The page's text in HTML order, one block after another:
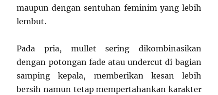
maupun dengan sentuhan feminim yang lebih
lembut.
Pada pria, mullet sering dikombinasikan
dengan potongan fade atau undercut di bagian
samping kepala, memberikan kesan lebih
bersih namun tetap mempertahankan karakter